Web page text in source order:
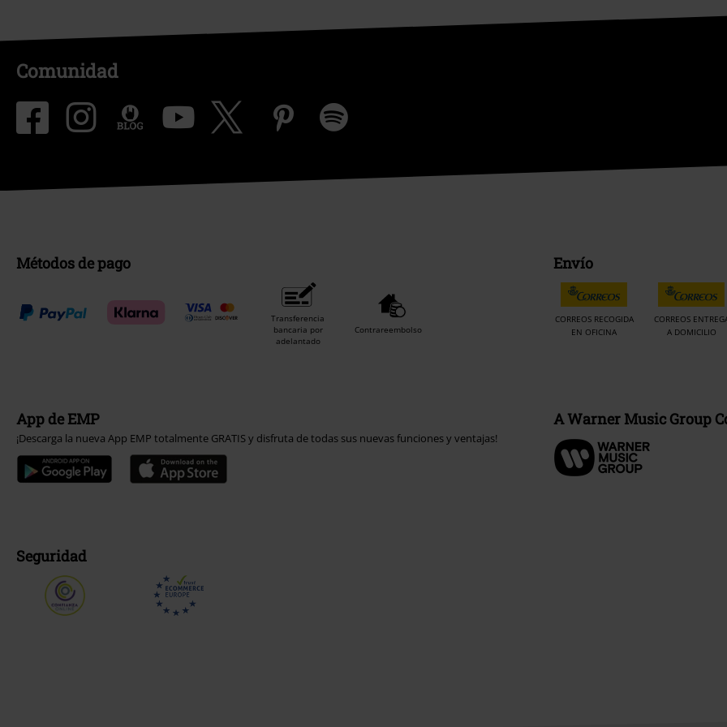
Comunidad
Métodos de pago
Transferencia
bancaria por
adelantado
Contrareembolso
Envío
CORREOS RECOGIDA
EN OFICINA
CORREOS
A DOMICILIO
App de EMP
¡Descarga la nueva App EMP totalmente GRATIS y disfruta de todas sus nuevas funciones y ventajas!
A Warner Music Group
Seguridad